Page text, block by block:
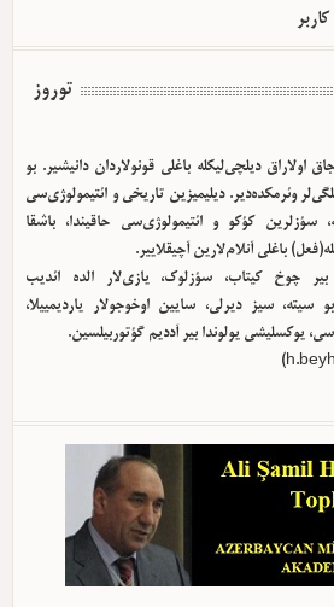
کاربر
توروز
اولا‌راق دیلچی‌لیکله باغلی قونولاردان دانیشیر. بو
وئرمکده‌دیر. دیلیمیزین تاریخی و ائتیمولوژی‌سی
سؤزلرین کؤکو و ائتیمولوژی‌سی حاقیندا، باشقا
باغلی آنلام‌لارین آچیقلاییر.
بیر چوخ کیتاب، سؤزلوک، یازی‌لار الده ائدیب
سیته، سیز دیرلی، سایین اوخوجولار یاردیمییلا،
یوکسلیشی یولوندا بیر آددیم گؤتوربیلسین.
)